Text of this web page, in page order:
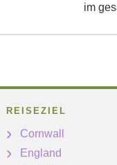
im
REISEZIEL
Cornwall
England